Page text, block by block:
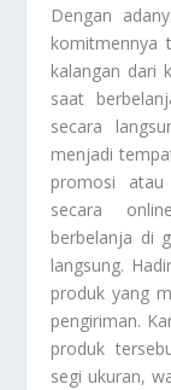
Dengan
komitmennya
kalangan dari
saat
secara
menjadi
promosi
secara
berbelanja di
langsung.
produk yang
pengiriman.
produk
segi ukuran,